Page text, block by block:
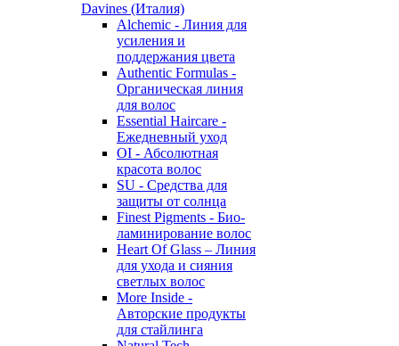
Davines (Италия)
Alchemic - Линия для
усиления и
поддержания цвета
Authentic Formulas -
Органическая линия
для волос
Essential Haircare -
Eжедневный уход
OI - Абсолютная
красота волос
SU - Средства для
защиты от солнца
Finest Pigments - Био-
ламинирование волос
Heart Of Glass – Линия
для ухода и сияния
светлых волос
More Inside -
Авторские продукты
для стайлинга